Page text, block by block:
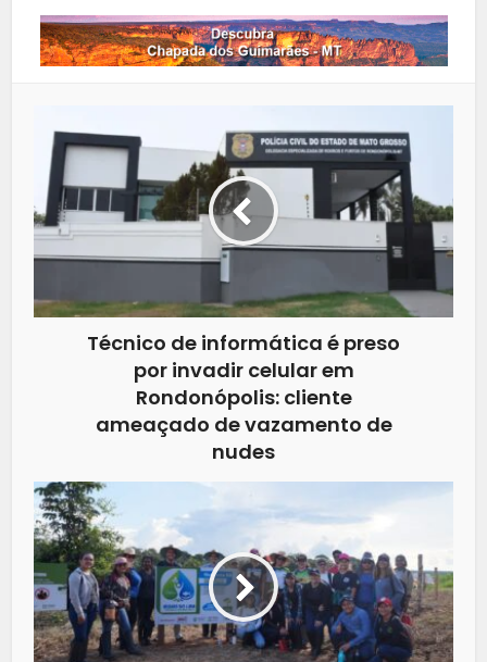
Técnico de informática é preso
por invadir celular em
Rondonópolis: cliente
ameaçado de vazamento de
nudes